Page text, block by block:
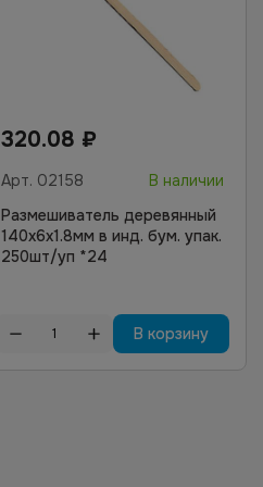
320.08 ₽
Арт. 02158
В наличии
Размешиватель деревянный
140х6х1.8мм в инд. бум. упак.
250шт/уп *24
В корзину